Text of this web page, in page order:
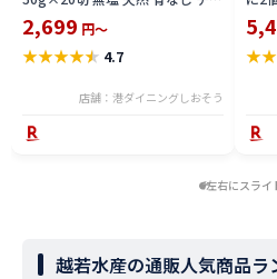
ック袋 バラ凍結 冷凍 2個購入
500円 3個購入1,200円 OFF まと
め買いクーポン付 塩なし 骨抜き
2,699 円～
★★★★★ 4.7
店舗：港ダイニングしおそう
身鮮
後
凍
送
★★
左右にスライ
越若水産の通販人気商品ラ